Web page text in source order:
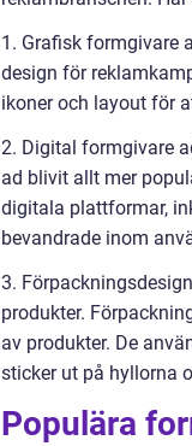
1. Grafisk formgivare
design för
ikoner och layout för
2. Digital formgivare
ad blivit allt mer
digitala plattformar,
bevandrade inom
3.
produkter.
av produkter. De
sticker ut på hyllorna
Populära